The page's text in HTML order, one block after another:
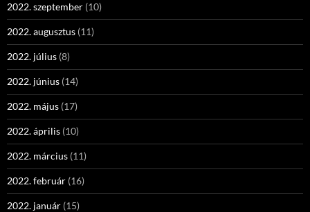
2022. szeptember (10)
2022. augusztus (11)
2022. július (8)
2022. június (14)
2022. május (17)
2022. április (10)
2022. március (11)
2022. február (16)
2022. január (15)